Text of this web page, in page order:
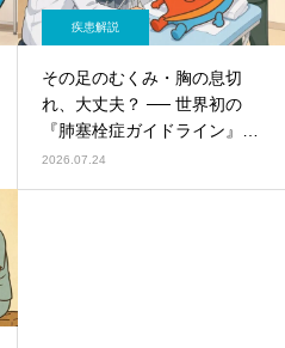
疾患解説
その足のむくみ・胸の息切
れ、大丈夫？ ── 世界初の
『肺塞栓症ガイドライン』
と“夏の血栓”に注意
2026.07.24